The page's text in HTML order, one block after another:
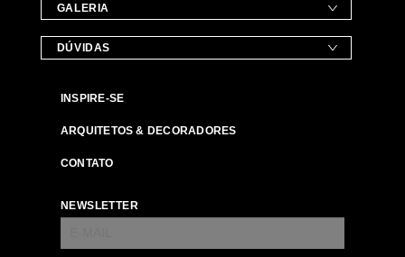
GALERIA
DÚVIDAS
INSPIRE-SE
ARQUITETOS & DECORADORES
CONTATO
NEWSLETTER